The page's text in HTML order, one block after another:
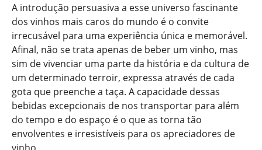
A introdução persuasiva a esse universo fascinante
dos vinhos mais caros do mundo é o convite
irrecusável para uma experiência única e memorável.
Afinal, não se trata apenas de beber um vinho, mas
sim de vivenciar uma parte da história e da cultura de
um determinado terroir, expressa através de cada
gota que preenche a taça. A capacidade dessas
bebidas excepcionais de nos transportar para além
do tempo e do espaço é o que as torna tão
envolventes e irresistíveis para os apreciadores de